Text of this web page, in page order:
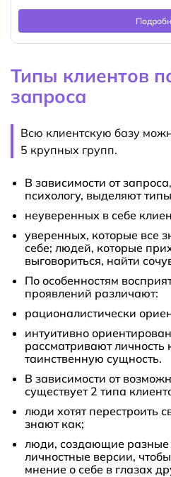
Типы клиентов
запроса
Всю клиентскую базу
5 крупных групп.
В зависимости от
психологу, выделяют
неуверенных в себе
уверенных, которые все
себе; людей, которые
выговориться, найти
По особенностям
проявлений различают:
рационалистически
интуитивно
рассматривают личность
таинственную сущность.
В зависимости от
существует 2 типа
люди хотят перестроить
знают как;
люди, создающие разные
личностные версии,
мнение о себе в глазах